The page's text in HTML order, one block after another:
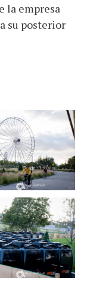
la empresa
su posterior